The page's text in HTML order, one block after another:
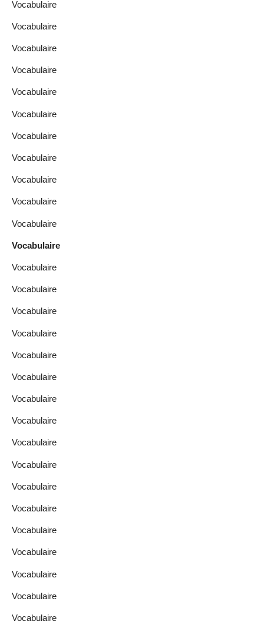
Vocabulaire
Vocabulaire
Vocabulaire
Vocabulaire
Vocabulaire
Vocabulaire
Vocabulaire
Vocabulaire
Vocabulaire
Vocabulaire
Vocabulaire
Vocabulaire
Vocabulaire
Vocabulaire
Vocabulaire
Vocabulaire
Vocabulaire
Vocabulaire
Vocabulaire
Vocabulaire
Vocabulaire
Vocabulaire
Vocabulaire
Vocabulaire
Vocabulaire
Vocabulaire
Vocabulaire
Vocabulaire
Vocabulaire